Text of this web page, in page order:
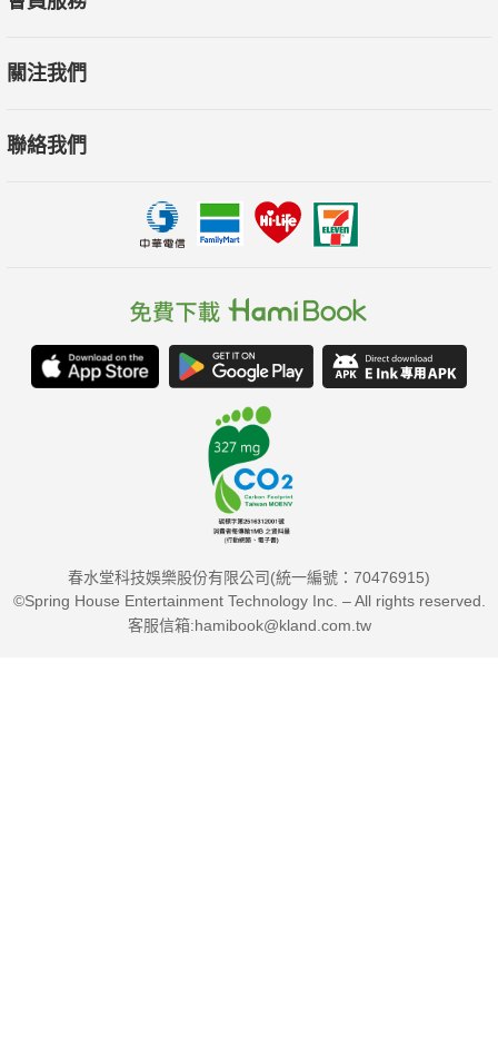
關注我們
聯絡我們
春水堂科技娛樂股份有限公司(統一編號：70476915)
©Spring House Entertainment Technology Inc. – All rights reserved.
客服信箱:hamibook@kland.com.tw